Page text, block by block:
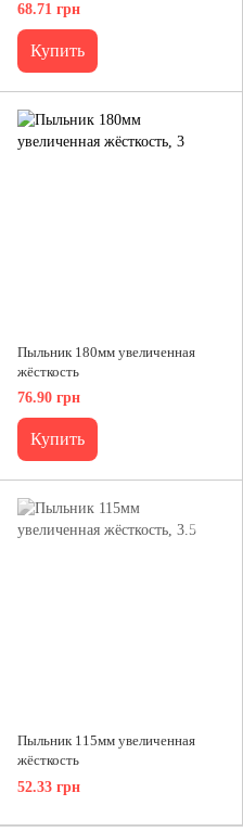
68.71 грн
Купить
Пыльник 180мм увеличенная
жёсткость
76.90 грн
Купить
Пыльник 115мм увеличенная
жёсткость
52.33 грн